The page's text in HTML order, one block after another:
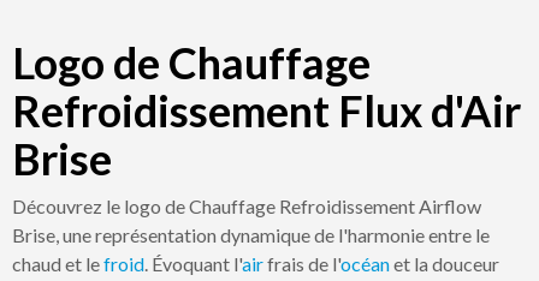
Logo de Chauffage
Refroidissement Flux d'Air
Brise
Découvrez le logo de Chauffage Refroidissement Airflow
Brise, une représentation dynamique de l'harmonie entre le
chaud et lefroid. Évoquant l'airfrais de l'océanet la douceur